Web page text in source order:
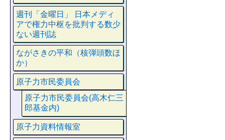
週刊「金曜日」 日本メディ
アで権力中枢を批判する数少
ない週刊誌
ながさきの平和（核弾頭数ほ
か）
原子力市民委員会
原子力市民委員会(高木仁三
郎基金内)
原子力資料情報室